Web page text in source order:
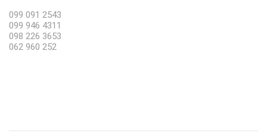
099 091 2543
099 946 4311
098 226 3653
062 960 252